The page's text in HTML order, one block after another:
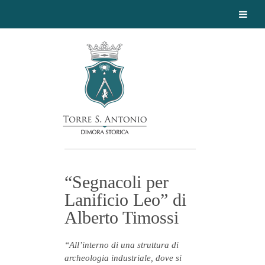
“Segnacoli per
Lanificio Leo” di
Alberto Timossi
“All’interno di una struttura di
archeologia industriale, dove si